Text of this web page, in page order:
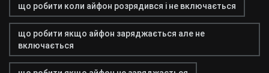
що робити коли айфон розрядився і не включається
що робити якщо айфон заряджається але не
включається